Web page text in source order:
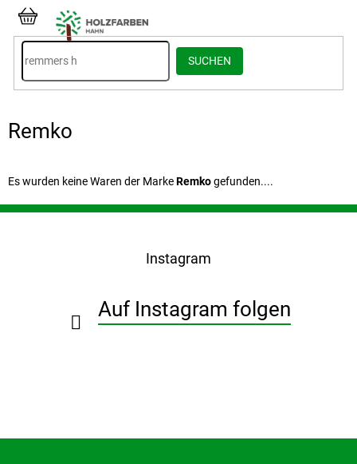
Inhalt
springen
SUCHEN
WARENKORB
Remko
Es wurden keine Waren der MarkeRemkogefunden....
F
Instagram
Auf Instagram folgen